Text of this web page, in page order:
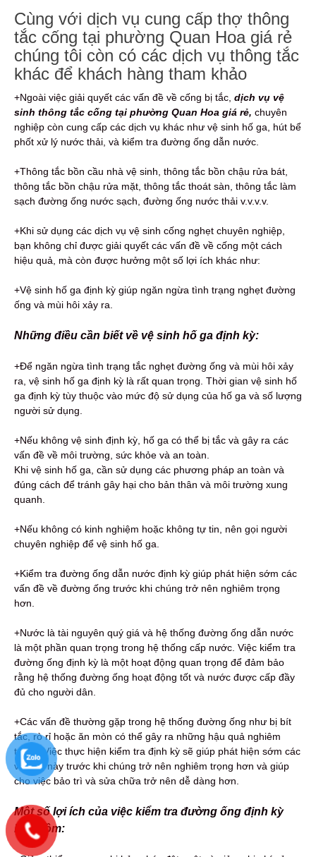
Cùng với dịch vụ cung cấp thợ thông
tắc cống tại phường Quan Hoa giá rẻ
chúng tôi còn có các dịch vụ thông tắc
khác để khách hàng tham khảo
+Ngoài việc giải quyết các vấn đề về cống bị tắc, dịch vụ vệ
sinh thông tắc cống tại phường Quan Hoa giá rẻ, chuyên
nghiệp còn cung cấp các dịch vụ khác như vệ sinh hố ga, hút bể
phốt xử lý nước thải, và kiểm tra đường ống dẫn nước.
+Thông tắc bồn cầu nhà vệ sinh, thông tắc bồn chậu rửa bát,
thông tắc bồn chậu rửa mặt, thông tắc thoát sàn, thông tắc làm
sạch đường ống nước sạch, đường ống nước thải v.v.v.v.
+Khi sử dụng các dịch vụ vệ sinh cống nghẹt chuyên nghiệp,
bạn không chỉ được giải quyết các vấn đề về cống một cách
hiệu quả, mà còn được hưởng một số lợi ích khác như:
+Vệ sinh hố ga định kỳ giúp ngăn ngừa tình trạng nghẹt đường
ống và mùi hôi xảy ra.
Những điều cần biết về vệ sinh hố ga định kỳ:
+Để ngăn ngừa tình trạng tắc nghẹt đường ống và mùi hôi xảy
ra, vệ sinh hố ga định kỳ là rất quan trọng. Thời gian vệ sinh hố
ga định kỳ tùy thuộc vào mức độ sử dụng của hố ga và số lượng
người sử dụng.
+Nếu không vệ sinh định kỳ, hố ga có thể bị tắc và gây ra các
vấn đề về môi trường, sức khỏe và an toàn.
Khi vệ sinh hố ga, cần sử dụng các phương pháp an toàn và
đúng cách để tránh gây hại cho bản thân và môi trường xung
quanh.
+Nếu không có kinh nghiệm hoặc không tự tin, nên gọi người
chuyên nghiệp để vệ sinh hố ga.
+Kiểm tra đường ống dẫn nước định kỳ giúp phát hiện sớm các
vấn đề về đường ống trước khi chúng trở nên nghiêm trọng
hơn.
+Nước là tài nguyên quý giá và hệ thống đường ống dẫn nước
là một phần quan trọng trong hệ thống cấp nước. Việc kiểm tra
đường ống định kỳ là một hoạt động quan trọng để đảm bảo
rằng hệ thống đường ống hoạt động tốt và nước được cấp đầy
đủ cho người dân.
+Các vấn đề thường gặp trong hệ thống đường ống như bị bít
tắc, rò rỉ hoặc ăn mòn có thể gây ra những hậu quả nghiêm
trọng. Việc thực hiện kiểm tra định kỳ sẽ giúp phát hiện sớm các
vấn đề này trước khi chúng trở nên nghiêm trọng hơn và giúp
cho việc bảo trì và sửa chữa trở nên dễ dàng hơn.
Một số lợi ích của việc kiểm tra đường ống định kỳ
bao gồm: